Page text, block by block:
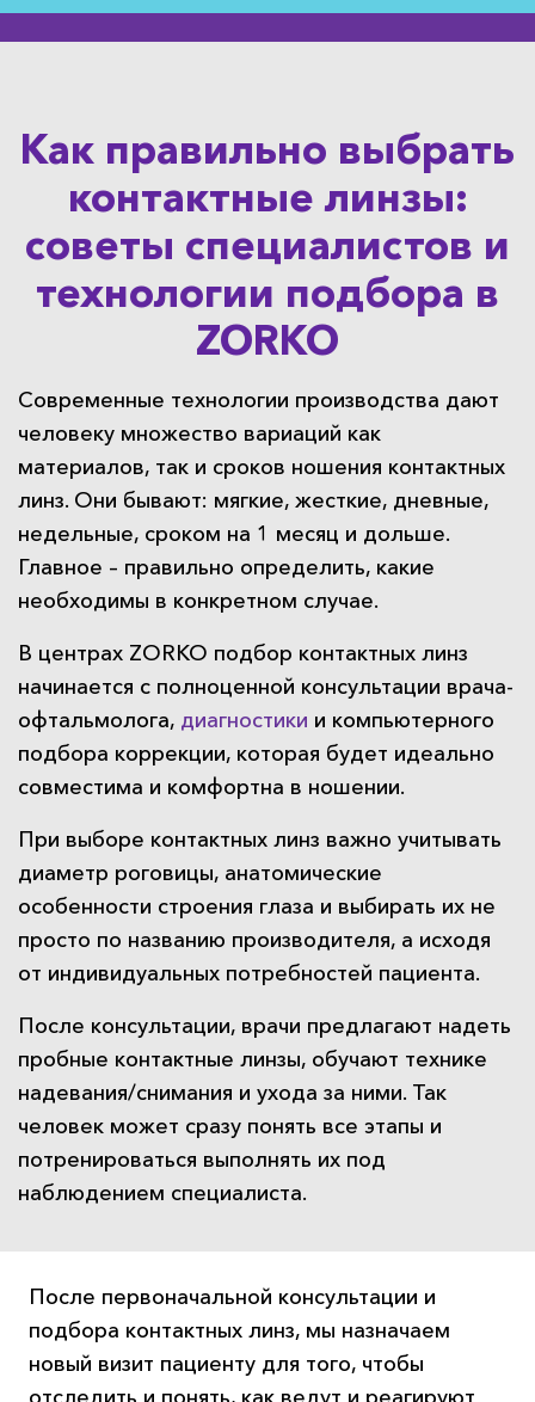
Как правильно выбрать
контактные линзы:
советы специалистов и
технологии подбора в
ZORKO
Современные технологии производства дают
человеку множество вариаций как
материалов, так и сроков ношения контактных
линз. Они бывают: мягкие, жесткие, дневные,
недельные, сроком на 1 месяц и дольше.
Главное – правильно определить, какие
необходимы в конкретном случае.
В центрах ZORKO подбор контактных линз
начинается с полноценной консультации врача-
офтальмолога, диагностики и компьютерного
подбора коррекции, которая будет идеально
совместима и комфортна в ношении.
При выборе контактных линз важно учитывать
диаметр роговицы, анатомические
особенности строения глаза и выбирать их не
просто по названию производителя, а исходя
от индивидуальных потребностей пациента.
После консультации, врачи предлагают надеть
пробные контактные линзы, обучают технике
надевания/снимания и ухода за ними. Так
человек может сразу понять все этапы и
потренироваться выполнять их под
наблюдением специалиста.
После первоначальной консультации и
подбора контактных линз, мы назначаем
новый визит пациенту для того, чтобы